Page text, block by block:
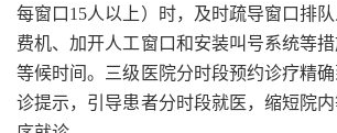
每窗口15人以上）时，及时疏导窗口排
费机、加开人工窗口和安装叫号系统等
等候时间。三级医院分时段预约诊疗精
诊提示，引导患者分时段就医，缩短院